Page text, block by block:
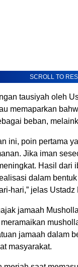
SCROLL TO
tausiyah oleh
memaparkan
beban,
ini, poin pertama
Jika iman
Hasil dari
dalam
hari,” jelas Ustadz
jamaah
jamaah dalam
masyarakat.